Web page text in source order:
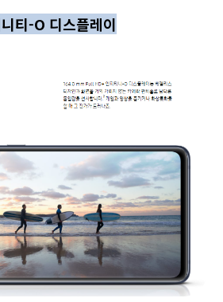
티-O 디스플레이